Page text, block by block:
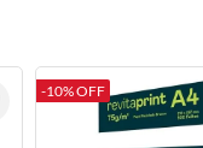
-10% OFF